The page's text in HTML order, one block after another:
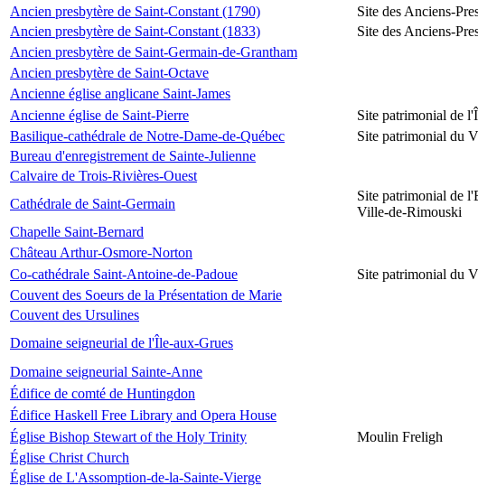
Ancien presbytère de Saint-Constant (1790)
Site des Anciens-
Ancien presbytère de Saint-Constant (1833)
Site des Anciens-
Ancien presbytère de Saint-Germain-de-Grantham
Ancien presbytère de Saint-Octave
Ancienne église anglicane Saint-James
Ancienne église de Saint-Pierre
Site patrimonial de
Basilique-cathédrale de Notre-Dame-de-Québec
Site patrimonial du
Bureau d'enregistrement de Sainte-Julienne
Calvaire de Trois-Rivières-Ouest
Cathédrale de Saint-Germain
Site patrimonial de
Ville-de-Rimouski
Chapelle Saint-Bernard
Château Arthur-Osmore-Norton
Co-cathédrale Saint-Antoine-de-Padoue
Site patrimonial du
Couvent des Soeurs de la Présentation de Marie
Couvent des Ursulines
Domaine seigneurial de l'Île-aux-Grues
Domaine seigneurial Sainte-Anne
Édifice de comté de Huntingdon
Édifice Haskell Free Library and Opera House
Église Bishop Stewart of the Holy Trinity
Moulin Freligh
Église Christ Church
Église de L'Assomption-de-la-Sainte-Vierge